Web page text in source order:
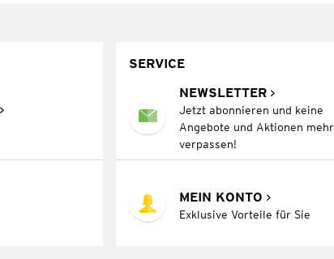
SERVICE
NEWSLETTER
Jetzt abonnieren und keine
Angebote und Aktionen mehr
verpassen!
MEIN KONTO
Exklusive Vorteile für Sie